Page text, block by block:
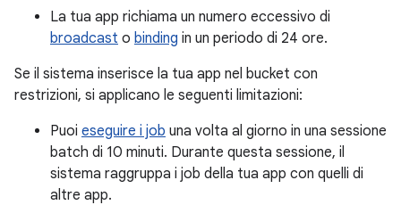
La tua app richiama un numero eccessivo di
broadcast o binding in un periodo di 24 ore.
Se il sistema inserisce la tua app nel bucket con
restrizioni, si applicano le seguenti limitazioni:
Puoi eseguire i job una volta al giorno in una sessione
batch di 10 minuti. Durante questa sessione, il
sistema raggruppa i job della tua app con quelli di
altre app.